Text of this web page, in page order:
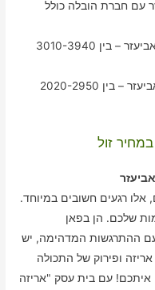
חדרים באביעזר עם חברת הובלה כולל
טווח המחירים להובלת דירת 5 חדרים באביעזר – בין 3010-3940
טווח המחירים לאריזה דירת 5 חדרים באביעזר – בין 2020-2950
זול
רגעים חשובים במיוחד.
שלכם. הן בפאן
עם ההתרגשות המדהימה, יש
ופירוק של התכולה
עם בית עסק "אריזה